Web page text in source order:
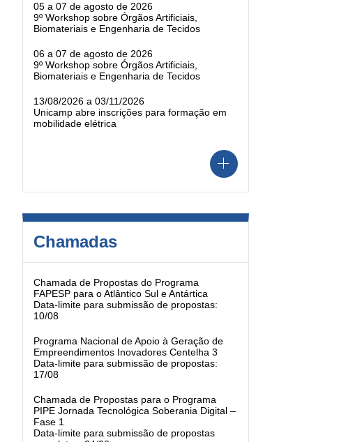
05 a 07 de agosto de 2026
9º Workshop sobre Órgãos Artificiais,
Biomateriais e Engenharia de Tecidos
06 a 07 de agosto de 2026
9º Workshop sobre Órgãos Artificiais,
Biomateriais e Engenharia de Tecidos
13/08/2026 a 03/11/2026
Unicamp abre inscrições para formação em
mobilidade elétrica
Chamadas
Chamada de Propostas do Programa
FAPESP para o Atlântico Sul e Antártica
Data-limite para submissão de propostas:
10/08
Programa Nacional de Apoio à Geração de
Empreendimentos Inovadores Centelha 3
Data-limite para submissão de propostas:
17/08
Chamada de Propostas para o Programa
PIPE Jornada Tecnológica Soberania Digital –
Fase 1
Data-limite para submissão de propostas